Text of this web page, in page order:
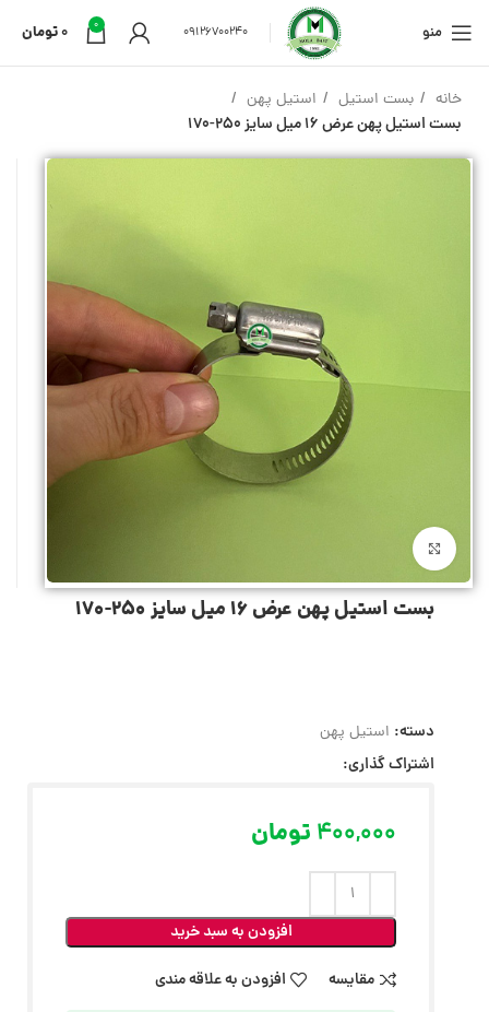
منو 09126700240
0
0تومان
خانه بست استیل استیل پهن
بست استیل پهن عرض 16 میل سایز 250-170
بست استیل پهن عرض 16 میل سایز 250-170
دسته: استیل پهن
اشتراک گذاری:
400,000 تومان
افزودن به سبد خرید
مقایسه
افزودن به علاقه مندی